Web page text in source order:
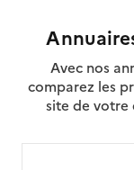
Avec nos
comparez les
site de votre